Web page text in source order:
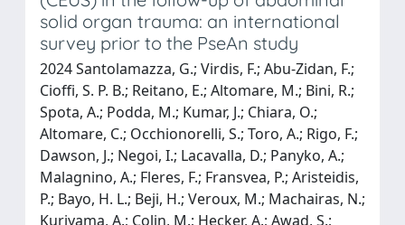
solid organ trauma: an international
survey prior to the PseAn study
2024 Santolamazza, G.; Virdis, F.; Abu-Zidan, F.;
Cioffi, S. P. B.; Reitano, E.; Altomare, M.; Bini, R.;
Spota, A.; Podda, M.; Kumar, J.; Chiara, O.;
Altomare, C.; Occhionorelli, S.; Toro, A.; Rigo, F.;
Dawson, J.; Negoi, I.; Lacavalla, D.; Panyko, A.;
Malagnino, A.; Fleres, F.; Fransvea, P.; Aristeidis,
P.; Bayo, H. L.; Beji, H.; Veroux, M.; Machairas, N.;
Kuriyama, A.; Colin, M.; Hecker, A.; Awad, S.;